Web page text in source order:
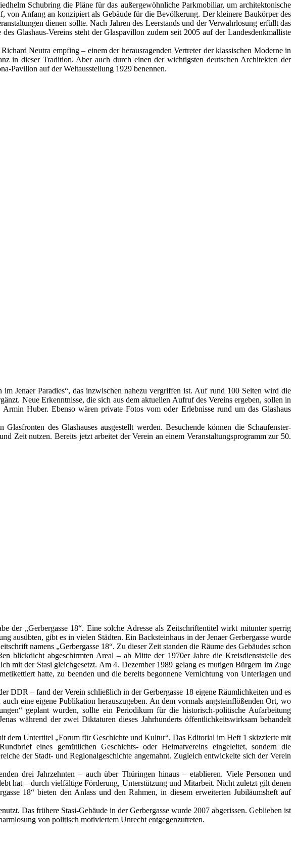
Schubring die Pläne für das außergewöhnliche Parkmobiliar, um architektonische
Anfang an konzipiert als Gebäude für die Bevölkerung. Der kleinere Baukörper des
dienen sollte. Nach Jahren des Leerstands und der Verwahrlosung erfüllt das
Glashaus-Vereins steht der Glaspavillon zudem seit 2005 auf der Landesdenkmalliste
Neutra empfing – einem der herausragenden Vertreter der klassischen Moderne in
in dieser Tradition. Aber auch durch einen der wichtigsten deutschen Architekten der
Pavillon auf der Weltausstellung 1929 benennen.
Jenaer Paradies“, das inzwischen nahezu vergriffen ist. Auf rund 100 Seiten wird die
Neue Erkenntnisse, die sich aus dem aktuellen Aufruf des Vereins ergeben, sollen in
Huber. Ebenso wären private Fotos vom oder Erlebnisse rund um das Glashaus
des Glashauses ausgestellt werden. Besuchende können die Schaufenster-
Zeit nutzen. Bereits jetzt arbeitet der Verein an einem Veranstaltungsprogramm zur 50.
der „Gerbergasse 18“. Eine solche Adresse als Zeitschriftentitel wirkt mitunter sperrig
ausübten, gibt es in vielen Städten. Ein Backsteinhaus in der Jenaer Gerbergasse wurde
namens „Gerbergasse 18“. Zu dieser Zeit standen die Räume des Gebäudes schon
blickdicht abgeschirmten Areal – ab Mitte der 1970er Jahre die Kreisdienststelle des
mit der Stasi gleichgesetzt. Am 4. Dezember 1989 gelang es mutigen Bürgern im Zuge
hatte, zu beenden und die bereits begonnene Vernichtung von Unterlagen und
DDR – fand der Verein schließlich in der Gerbergasse 18 eigene Räumlichkeiten und es
eine eigene Publikation herauszugeben. An dem vormals angsteinflößenden Ort, wo
geplant wurden, sollte ein Periodikum für die historisch-politische Aufarbeitung
während der zwei Diktaturen dieses Jahrhunderts öffentlichkeitswirksam behandelt
dem Untertitel „Forum für Geschichte und Kultur“. Das Editorial im Heft 1 skizzierte mit
eines gemütlichen Geschichts- oder Heimatvereins eingeleitet, sondern die
der Stadt- und Regionalgeschichte angemahnt. Zugleich entwickelte sich der Verein
drei Jahrzehnten – auch über Thüringen hinaus – etablieren. Viele Personen und
hat – durch vielfältige Förderung, Unterstützung und Mitarbeit. Nicht zuletzt gilt denen
18“ bieten den Anlass und den Rahmen, in diesem erweiterten Jubiläumsheft auf
Das frühere Stasi-Gebäude in der Gerbergasse wurde 2007 abgerissen. Geblieben ist
von politisch motiviertem Unrecht entgegenzutreten.